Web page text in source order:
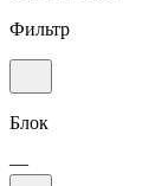
Фильтр
Блок
—